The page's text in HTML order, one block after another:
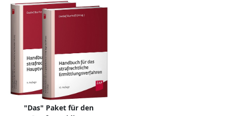
"Das" Paket für den